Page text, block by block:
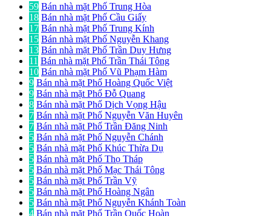
59 Bán nhà mặt Phố Trung Hòa
18 Bán nhà mặt Phố Cầu Giấy
17 Bán nhà mặt Phố Trung Kính
15 Bán nhà mặt Phố Nguyễn Khang
13 Bán nhà mặt Phố Trần Duy Hưng
11 Bán nhà mặt Phố Trần Thái Tông
10 Bán nhà mặt Phố Vũ Phạm Hàm
9 Bán nhà mặt Phố Hoàng Quốc Việt
9 Bán nhà mặt Phố Đỗ Quang
8 Bán nhà mặt Phố Dịch Vọng Hậu
7 Bán nhà mặt Phố Nguyễn Văn Huyên
7 Bán nhà mặt Phố Trần Đăng Ninh
5 Bán nhà mặt Phố Nguyễn Chánh
5 Bán nhà mặt Phố Khúc Thừa Dụ
5 Bán nhà mặt Phố Thọ Tháp
5 Bán nhà mặt Phố Mạc Thái Tông
5 Bán nhà mặt Phố Trần Vỹ
5 Bán nhà mặt Phố Hoàng Ngân
5 Bán nhà mặt Phố Nguyễn Khánh Toàn
4 Bán nhà mặt Phố Trần Quốc Hoàn